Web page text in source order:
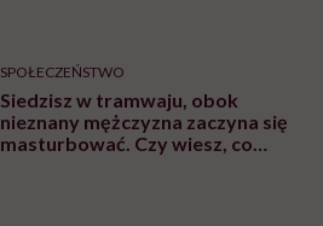
SPOŁECZEŃSTWO
Siedzisz w tramwaju, obok
nieznany mężczyzna zaczyna się
masturbować. Czy wiesz, co